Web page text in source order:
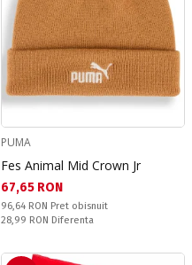
PUMA
Fes Animal Mid Crown Jr
Текуща цена:
67,65 RON
Pret obisnuit:
96,64 RON Pret obisnuit
Спестявате:
28,99 RON Diferenta